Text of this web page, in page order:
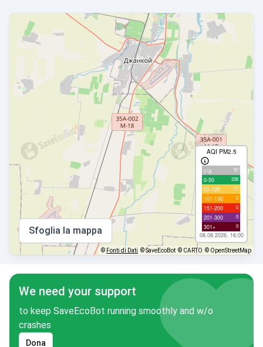
AQI PM2.5
с/д 97
0-50 236
51-100 17
101-150 0
151-200 0
201-300 0
301+ 0
08.08.2026, 16:00
Sfoglia la mappa
© Fonti di Dati © SaveEcoBot © CARTO © OpenStreetMap
We need your support
to keep SaveEcoBot running smoothly and w/o
crashes
Dona